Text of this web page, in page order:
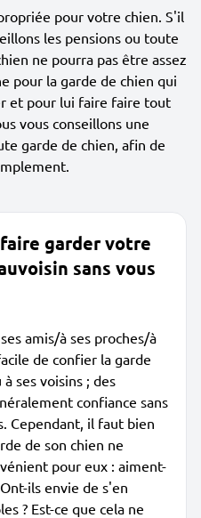
pour votre chien. S'il
les pensions ou toute
ne pourra pas être assez
pour la garde de chien qui
et pour lui faire faire tout
vous conseillons une
garde de chien, afin de
garder votre
sans vous
amis/à ses proches/à
de confier la garde
ses voisins ; des
confiance sans
Cependant, il faut bien
de son chien ne
pour eux : aiment-
ils envie de s'en
? Est-ce que cela ne